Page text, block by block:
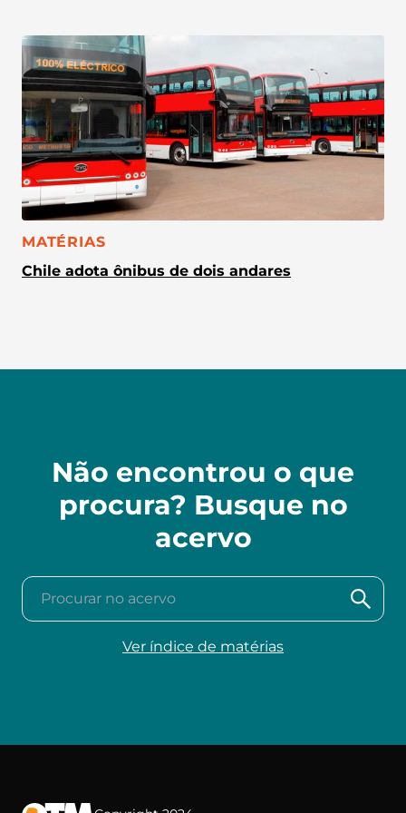
CATEGORIA:
MATÉRIAS
Chile adota ônibus de dois andares
Não encontrou o que
procura? Busque no
acervo
Procurar no acervo
Ver índice de matérias